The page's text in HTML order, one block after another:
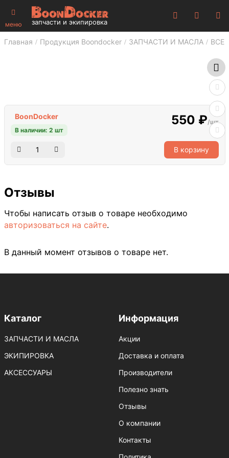
меню запчасти и экипировка
Главная Продукция Boondocker ЗАПЧАСТИ И МАСЛА ВСЕ
BoonDocker
В наличии: 2 шт
550 ₽/шт
В корзину
Отзывы
Чтобы написать отзыв о товаре необходимо
авторизоваться на сайте.
В данный момент отзывов о товаре нет.
Каталог
ЗАПЧАСТИ И МАСЛА
ЭКИПИРОВКА
АКСЕССУАРЫ
Информация
Акции
Доставка и оплата
Производители
Полезно знать
Отзывы
О компании
Контакты